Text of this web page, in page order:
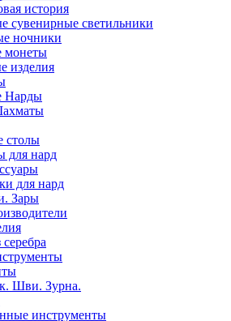
история
сувенирные светильники
ночники
монеты
изделия
Нарды
столы
для нард
для нард
Зары
Шви. Зурна.
инструменты